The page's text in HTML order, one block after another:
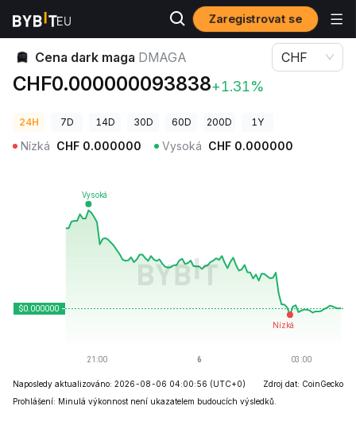
Zaregistrovat se
Ceny kryptoměn Cena dark maga DMAGA
Cena dark maga DMAGA
CHF0.000000093838+1.31%
CHF
24H 7D 14D 30D 60D 200D 1Y
Nízká CHF 0.000000 Vysoká CHF 0.000000
Naposledy aktualizováno: 2026-08-06 04:00:56 (UTC+0)
Zdroj dat: CoinGecko
Prohlášení: Minulá výkonnost není ukazatelem budoucích výsledků.